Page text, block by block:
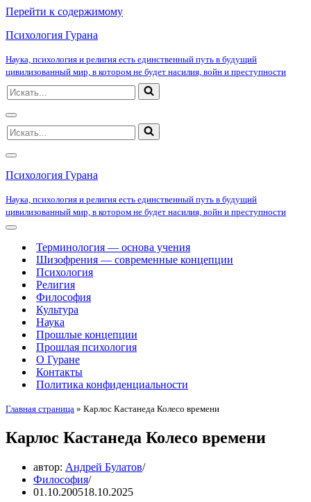
Перейти к содержимому
Психология Гурана
Наука, психология и религия есть единственный путь в будущий
цивилизованный мир, в котором не будет насилия, войн и преступности
Искать...
Меню
навигации
Искать...
Меню
навигации
Психология Гурана
Наука, психология и религия есть единственный путь в будущий
цивилизованный мир, в котором не будет насилия, войн и преступности
Меню
навигацииТерминология — основа учения
Шизофрения — современные концепции
Психология
Религия
Философия
Культура
Наука
Прошлые концепции
Прошлая психология
О Гуране
Контакты
Политика конфиденциальности
Главная страница » Карлос Кастанеда Колесо времени
Карлос Кастанеда Колесо времени
автор: Андрей Булатов
Философия
01.10.200518.10.2025